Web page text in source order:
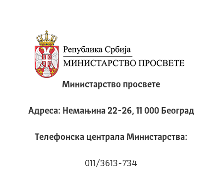
Министарство просвете
Адреса: Немањина 22-26, 11 000 Београд
Телeфонска централа Mинистарства:
011/3613-734